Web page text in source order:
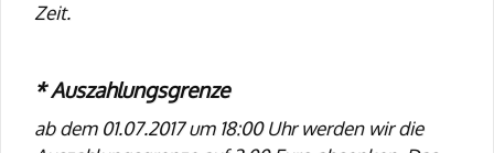
Zeit.
* Auszahlungsgrenze
ab dem 01.07.2017 um 18:00 Uhr werden wir die